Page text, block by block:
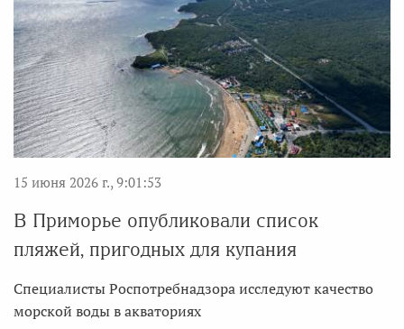
15 июня 2026 г., 9:01:53
В Приморье опубликовали список
пляжей, пригодных для купания
Специалисты Роспотребнадзора исследуют качество
морской воды в акваториях